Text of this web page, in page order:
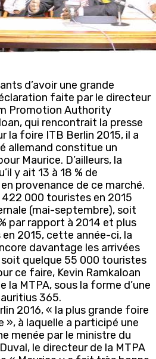
d’avoir une grande
faite par le directeur
Promotion Authority
qui rencontrait la presse
la foire ITB Berlin 2015, il a
allemand constitue un
Maurice. D’ailleurs, la
y ait 13 à 18 % de
provenance de ce marché.
000 touristes en 2015
(mai-septembre), soit
par rapport à 2014 et plus
en 2015, cette année-ci, la
davantage les arrivées
quelque 55 000 touristes
ce faire, Kevin Ramkaloan
la MTPA, sous la forme d’une
365.
2016, « la plus grande foire
», à laquelle a participé une
menée par le ministre du
le directeur de la MTPA